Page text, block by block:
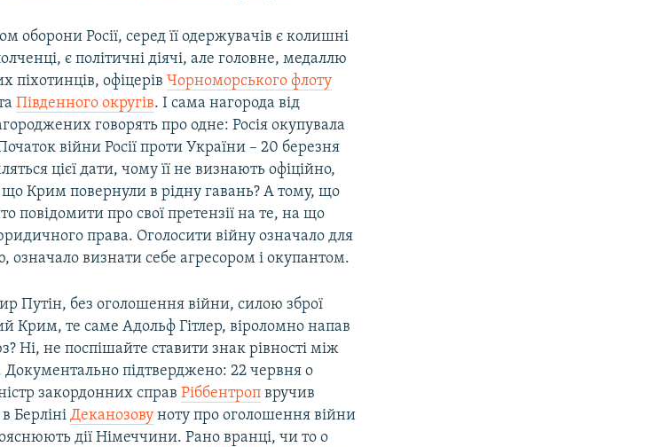
оборони Росії, серед її одержувачів є колишні
є політичні діячі, але головне, медаллю
піхотинців, офіцерівЧорноморського флоту
Південного округів. І сама нагорода від
говорять про одне: Росія окупувала
війни Росії проти України – 20 березня
цієї дати, чому її не визнають офіційно,
що Крим повернули в рідну гавань? А тому, що
повідомити про свої претензії на те, на що
права. Оголосити війну означало для
означало визнати себе агресором і окупантом.
Путін, без оголошення війни, силою зброї
Крим, те саме Адольф Гітлер, віроломно напав
Ні, не поспішайте ставити знак рівності між
Документально підтверджено: 22 червня о
закордонних справ Ріббентропвручив
Берліні Деканозовуноту про оголошення війни
дії Німеччини. Рано вранці, чи то о